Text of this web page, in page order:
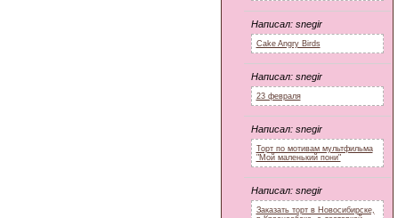
Написал: snegir
Cake Angry Birds
Написал: snegir
23 февраля
Написал: snegir
Торт по мотивам мультфильма
"Мой маленький пони"
Написал: snegir
Заказать торт в Новосибирске,